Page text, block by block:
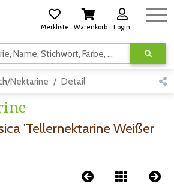
Merkliste Warenkorb Login
Suchen nach Kategorie, Name, Stichwort, Farbe, usw.
Nektarine Detail
'Tellernektarine Weißer